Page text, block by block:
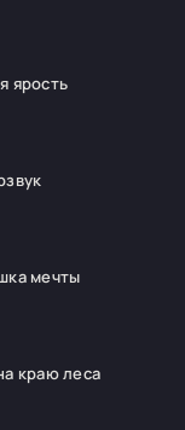
ярость
мечты
краю леса